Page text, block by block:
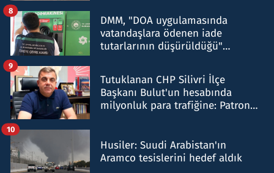
DMM, "DOA uygulamasında
vatandaşlara ödenen iade
tutarlarının düşürüldüğü"
8
Tutuklanan CHP Silivri İlçe
Başkanı Bulut'un hesabında
milyonluk para trafiğine: Patron
9
Husiler: Suudi Arabistan'ın
Aramco tesislerini hedef aldık
10